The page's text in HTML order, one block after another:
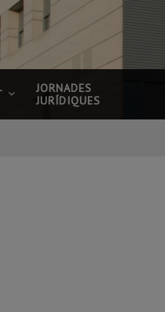
JORNADES
JURÍDIQUES